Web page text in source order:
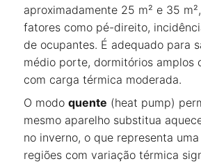
aproximadamente 25 m² e 35
fatores como pé-direito,
de ocupantes. É adequado para
médio porte, dormitórios amplos
com carga térmica moderada.
O modo quente (heat pump)
mesmo aparelho substitua
no inverno, o que representa
regiões com variação térmica